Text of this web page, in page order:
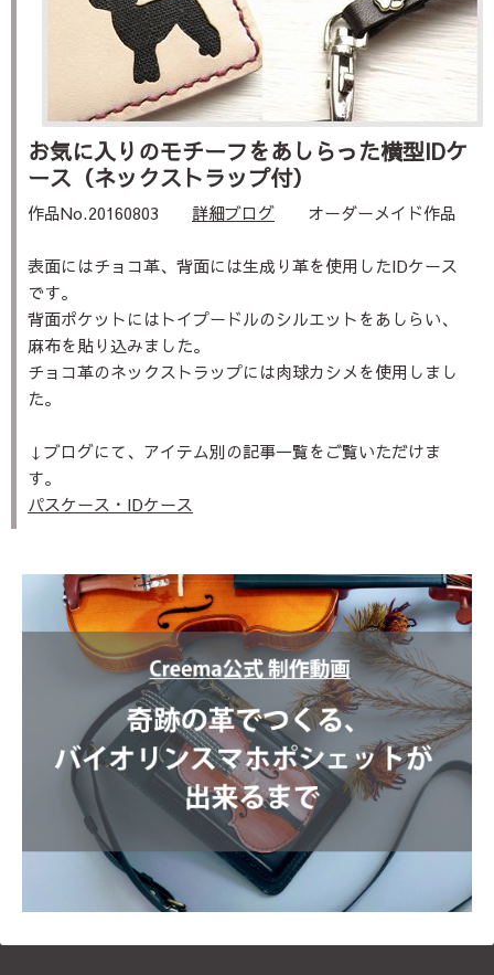
お気に入りのモチーフをあしらった横型IDケ
ース（ネックストラップ付）
作品No.20160803 詳細ブログ オーダーメイド作品
表面にはチョコ革、背面には生成り革を使用したIDケース
です。
背面ポケットにはトイプードルのシルエットをあしらい、
麻布を貼り込みました。
チョコ革のネックストラップには肉球カシメを使用しまし
た。
↓ブログにて、アイテム別の記事一覧をご覧いただけま
す。
パスケース・IDケース